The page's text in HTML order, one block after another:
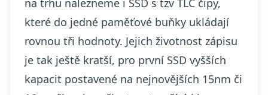
na trhu nalezneme i SSD s tzv TLC čipy,
které do jedné paměťové buňky ukládají
rovnou tři hodnoty. Jejich životnost zápisu
je tak ještě kratší, pro první SSD vyšších
kapacit postavené na nejnovějších 15nm či